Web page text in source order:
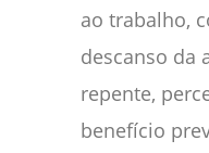
ao trabalho,
descanso da
repente,
benefício